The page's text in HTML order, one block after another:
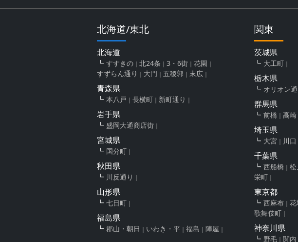
北海道/東北
北海道
すすきの 北24条 3・6街
花園
すずらん通り
大門 五稜郭 末広
青森県
本八戸 長横町 新町通り
岩手県
盛岡大通商店街
宮城県
国分町
秋田県
川反通り
山形県
七日町
福島県
郡山・朝日 いわき・平 福島 陣屋
関東
茨城県
大工町
栃木県
オリオン通
群馬県
前橋 高崎
埼玉県
大宮 川口
千葉県
西船橋 松
栄町
東京都
西麻布
歌舞伎町
神奈川県
野毛 関内